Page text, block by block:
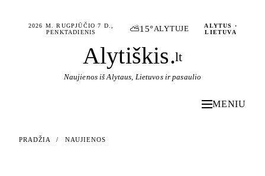
2026 M. RUGPJŪČIO 7 D.,
PENKTADIENIS
⛅15°ALYTUJE
ALYTUS ·
LIETUVA
Alytiškis.lt
Naujienos iš Alytaus, Lietuvos ir pasaulio
MENIU
PRADŽIA / NAUJIENOS